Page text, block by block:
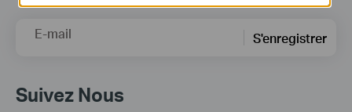
E-mail S'enregistrer
Suivez Nous